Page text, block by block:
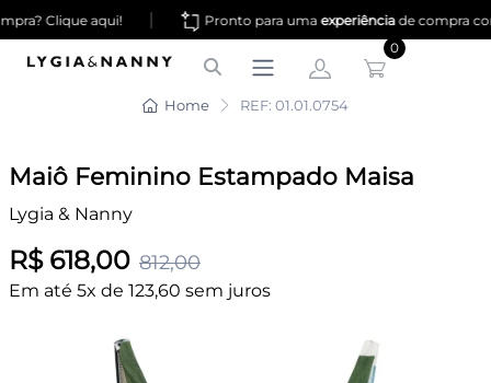
Clique aqui! Pronto para umaexperiênciade compra
0
Home REF: 01.01.0754
Maiô Feminino Estampado Maisa
Lygia & Nanny
R$ 618,00 812,00
Em até 5x de 123,60 sem juros